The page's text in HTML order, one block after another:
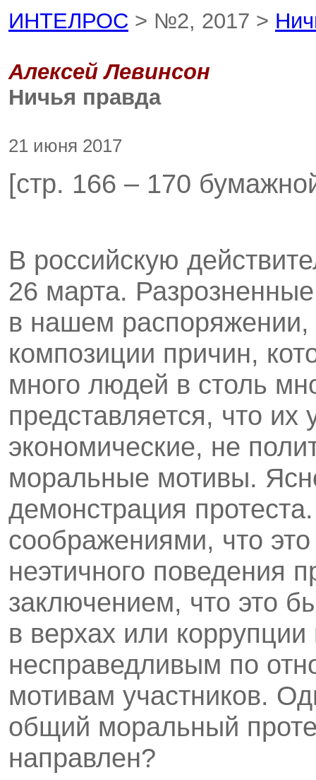
ИНТЕЛРОС > №2, 2017 >
Алексей Левинсон
Ничья правда
21 июня 2017
[стр. 166 – 170
В российскую
26 марта.
в нашем распоряжении,
композиции причин,
много людей в столь
представляется, что их
экономические, не
моральные мотивы.
демонстрация
соображениями, что
неэтичного поведения
заключением, что это
в верхах или
несправедливым по
мотивам участников.
общий моральный
направлен?